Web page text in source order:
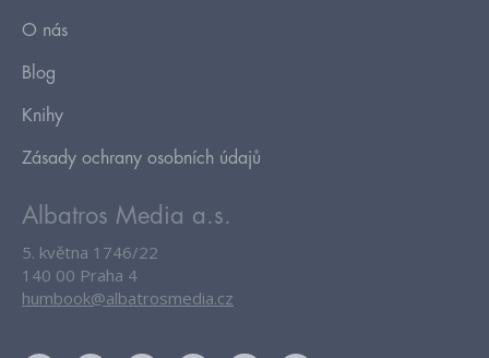
O nás
Blog
Knihy
Zásady ochrany osobních údajů
Albatros Media a.s.
5. května 1746/22
140 00 Praha 4
humbook@albatrosmedia.cz